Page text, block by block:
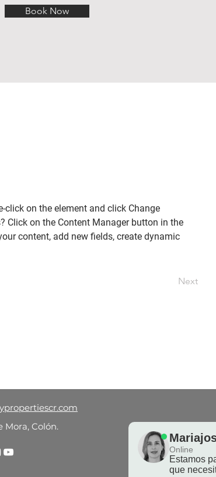
Book Now
on the element and click Change
Click on the Content Manager button in the
content, add new fields, create dynamic
Next
Mora, Colón.
Online
Estamos
que